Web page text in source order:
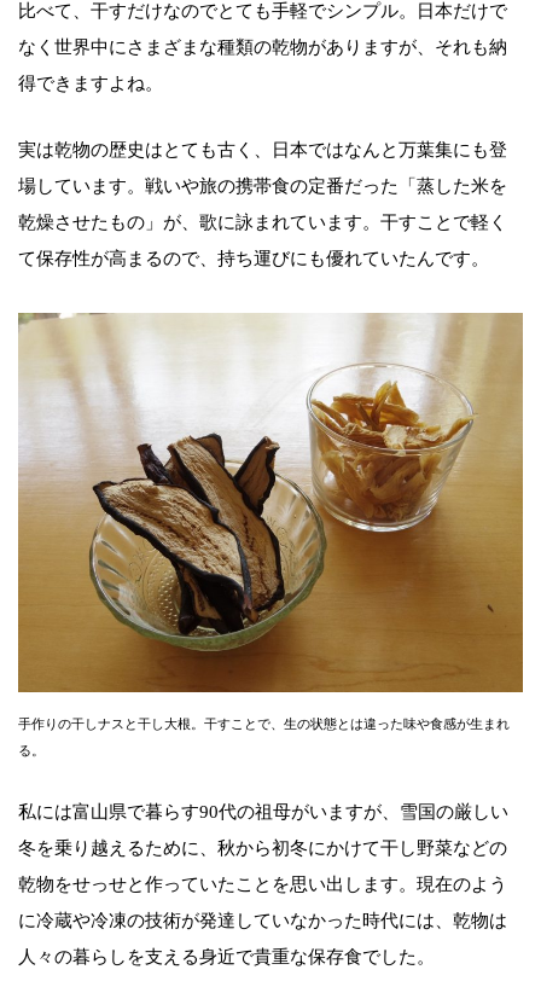
比べて、干すだけなのでとても手軽でシンプル。日本だけで
なく世界中にさまざまな種類の乾物がありますが、それも納
得できますよね。
実は乾物の歴史はとても古く、日本ではなんと万葉集にも登
場しています。戦いや旅の携帯食の定番だった「蒸した米を
乾燥させたもの」が、歌に詠まれています。干すことで軽く
て保存性が高まるので、持ち運びにも優れていたんです。
手作りの干しナスと干し大根。干すことで、生の状態とは違った味や食感が生まれ
る。
私には富山県で暮らす90代の祖母がいますが、雪国の厳しい
冬を乗り越えるために、秋から初冬にかけて干し野菜などの
乾物をせっせと作っていたことを思い出します。現在のよう
に冷蔵や冷凍の技術が発達していなかった時代には、乾物は
人々の暮らしを支える身近で貴重な保存食でした。